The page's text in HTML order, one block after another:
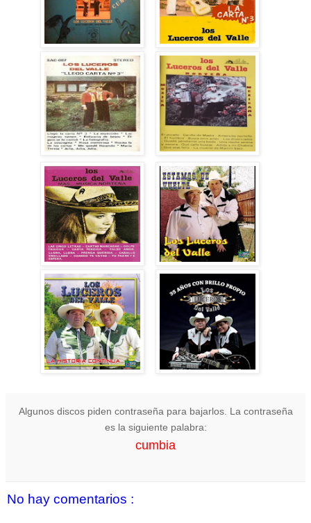
Algunos discos piden contraseña para bajarlos. La contraseña
es la siguiente palabra:
cumbia
No hay comentarios :